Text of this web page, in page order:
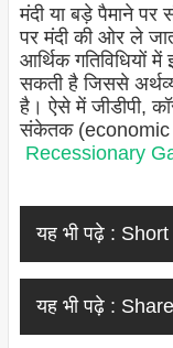
मंदी या बड़े पैमाने पर
पर मंदी की ओर ले
आर्थिक गतिविधियों
सकती है जिससे
है। ऐसे में जीडीपी,
संकेतक (economic
Recessionary
यह भी पढ़े : Short
यह भी पढ़े :